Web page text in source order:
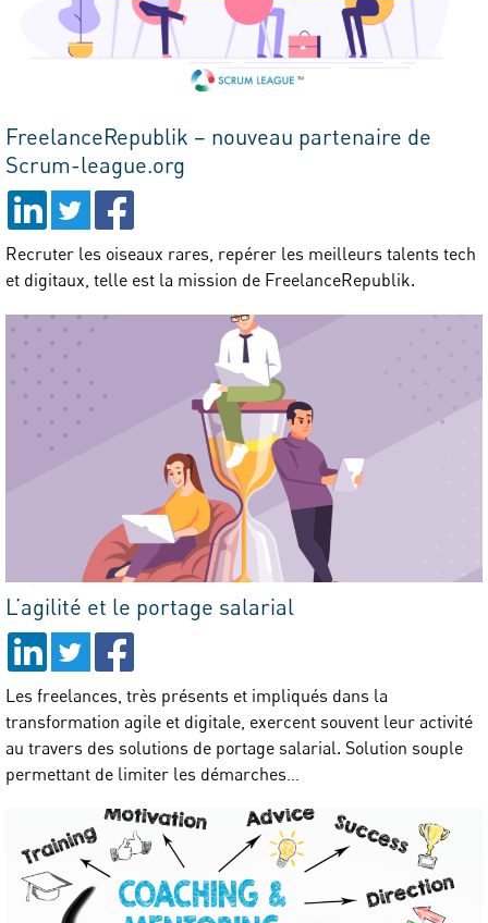
FreelanceRepublik – nouveau partenaire de
Scrum-league.org
Recruter les oiseaux rares, repérer les meilleurs talents tech
et digitaux, telle est la mission de FreelanceRepublik.
L’agilité et le portage salarial
Les freelances, très présents et impliqués dans la
transformation agile et digitale, exercent souvent leur activité
au travers des solutions de portage salarial. Solution souple
permettant de limiter les démarches…